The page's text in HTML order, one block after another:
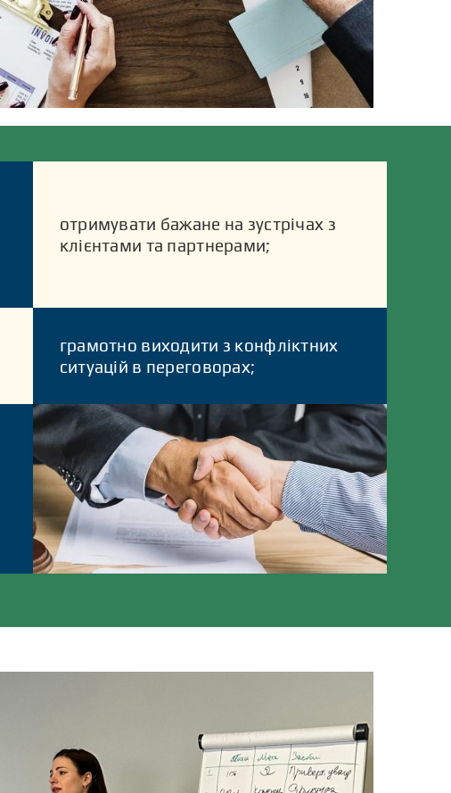
отримувати бажане на зустрічах з
клієнтами та партнерами;
грамотно виходити з конфліктних
ситуацій в переговорах;